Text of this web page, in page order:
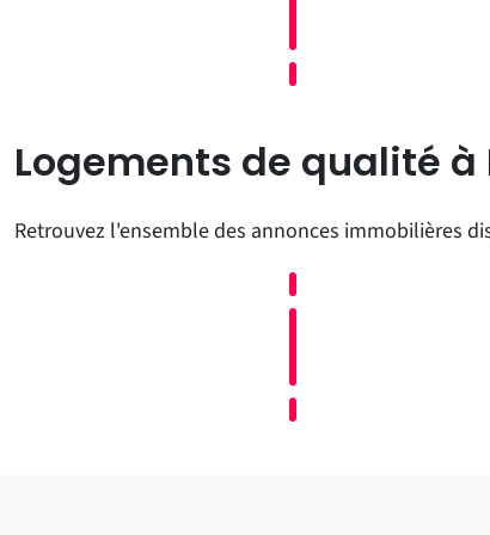
Logements de qualité
Retrouvez l'ensemble des annonces immobilières